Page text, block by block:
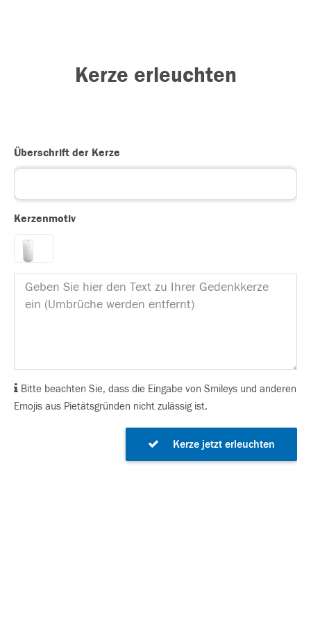
Kerze erleuchten
Überschrift der Kerze
Kerzenmotiv
Bitte beachten Sie, dass die Eingabe von Smileys und anderen
Emojis aus Pietätsgründen nicht zulässig ist.
Kerze jetzt erleuchten